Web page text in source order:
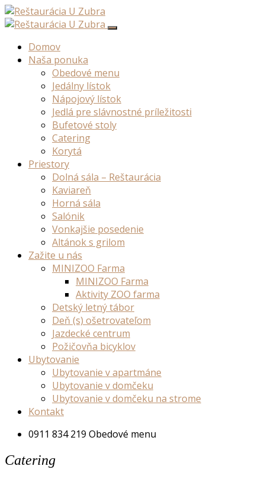
Domov
Naša ponuka
Obedové menu
Jedálny lístok
Nápojový lístok
Jedlá pre slávnostné príležitosti
Bufetové stoly
Catering
Korytá
Priestory
Dolná sála – Reštaurácia
Kaviareň
Horná sála
Salónik
Vonkajšie posedenie
Altánok s grilom
Zažite u nás
MINIZOO Farma
MINIZOO Farma
Aktivity ZOO farma
Detský letný tábor
Deň (s) ošetrovateľom
Jazdecké centrum
Požičovňa bicyklov
Ubytovanie
Ubytovanie v apartmáne
Ubytovanie v domčeku
Ubytovanie v domčeku na strome
Kontakt
0911 834 219 Obedové menu
Catering